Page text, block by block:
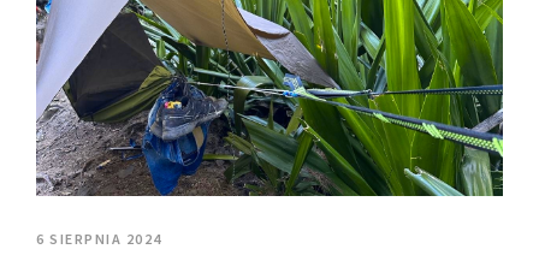
6 SIERPNIA 2024